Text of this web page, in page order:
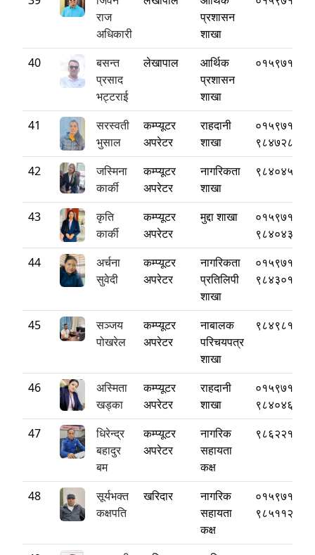
राज
अधिकारी
प्रशासन
शाखा
40
बसन्त
प्रसाद
भट्टराई
लेखापाल
आर्थिक
प्रशासन
शाखा
०१५९७१८८०
41
सरस्वती
भुसाल
कम्प्यूटर
अपरेटर
राहदानी
शाखा
०१५९७१८८०
42
जस्मिना
कार्की
कम्प्यूटर
अपरेटर
नागरिकता
शाखा
43
कृति
कार्की
कम्प्यूटर
अपरेटर
मुद्दा शाखा
०१५९७१८८०
44
अर्चना
सुवेदी
कम्प्यूटर
अपरेटर
नागरिकता
प्रतिलिपी
शाखा
०१५९७१८८०
45
सञ्जय
पोखरेल
कम्प्यूटर
अपरेटर
नाबालक
परिचयपत्र
शाखा
46
अस्मिता
खड्का
कम्प्यूटर
अपरेटर
राहदानी
शाखा
०१५९७१८८०
47
धिरेन्द्र
बहादुर
बम
कम्प्यूटर
अपरेटर
नागरिक
सहायता
कक्ष
48
सूर्यभक्त
कक्षपति
खरिदार
नागरिक
सहायता
कक्ष
०१५९७१८८०